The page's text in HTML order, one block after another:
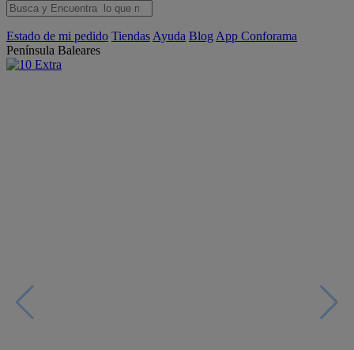
Estado de mi pedido Tiendas Ayuda Blog App Conforama
Península Baleares